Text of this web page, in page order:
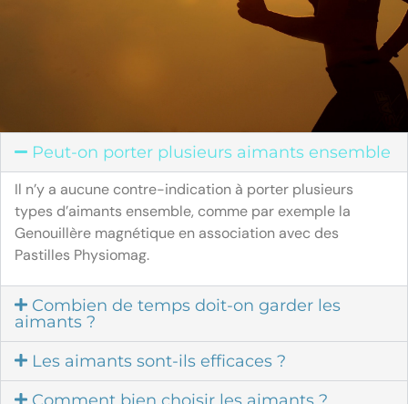
Peut-on porter plusieurs aimants ensemble
Il n’y a aucune contre-indication à porter plusieurs
types d’aimants ensemble, comme par exemple la
Genouillère magnétique en association avec des
Pastilles Physiomag.
Combien de temps doit-on garder les
aimants ?
Les aimants sont-ils efficaces ?